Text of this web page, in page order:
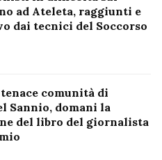
ad Ateleta, raggiunti e
dai tecnici del Soccorso
comunità di
Sannio, domani la
del libro del giornalista